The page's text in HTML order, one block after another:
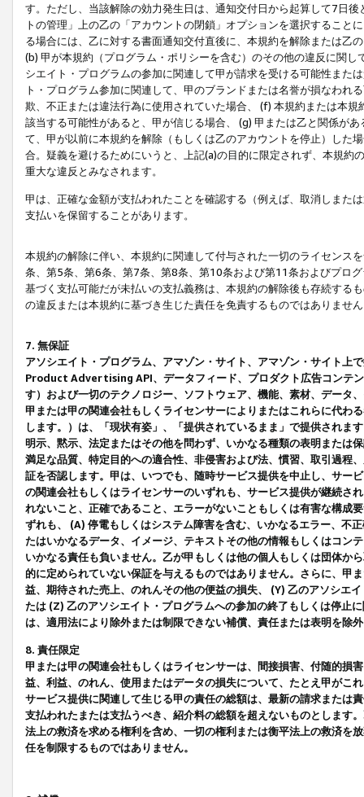
す。ただし、当該解除の効力発生日は、通知交付日から起算して7日
トの管理」上の乙の「アカウントの閉鎖」オプションを選択するこ
る場合には、乙に対する書面通知交付直後に、本規約を解除または乙
(b) 甲が本規約（プログラム・ポリシーを含む）のその他の違反に関
シエイト・プログラムの参加に関連して甲が請求を受ける可能性また
ト・プログラム参加に関連して、甲のブランドまたは名誉が損なわれ
欺、不正または違法行為に使用されていた場合、 (f) 本規約または本
該当する可能性があると、甲が信じる場合、 (g) 甲または乙と関係が
て、甲が以前に本規約を解除（もしくは乙のアカウントを停止）した
合。疑義を避けるためにいうと、上記(a)の目的に限定されず、本規
重大な違反とみなされます。
甲は、正確な金額が支払われたことを確認する（例えば、取消しまた
支払いを保留することがあります。
本規約の解除に伴い、本規約に関連して付与された一切のライセンス
条、第5条、第6条、第7条、第8条、第10条および第11条およびプロ
基づく支払可能だが未払いの支払義務は、本規約の解除後も存続する
の違反または本規約に基づき生じた責任を免責するものではありませ
7. 無保証
アソシエイト・プログラム、アマゾン・サイト、アマゾン・サイト上
Product Advertising API、データフィード、プロダクト広告コンテ
す）および一切のテクノロジー、ソフトウェア、機能、素材、データ
甲または甲の関連会社もしくライセンサーによりまたはこれらに代わ
します。）は、「現状有姿」、「提供されているまま」で提供されま
明示、黙示、法定またはその他を問わず、いかなる種類の表明または
満足な品質、特定目的への適合性、非侵害および法、慣習、取引過程
証を否認します。甲は、いつでも、随時サービス提供を中止し、サー
の関連会社もしくはライセンサーのいずれも、サービス提供が継続さ
れないこと、正確であること、エラーがないこともしくは有害な構成
ずれも、 (A) 停電もしくはシステム障害を含む、いかなるエラー、不
たはいかなるデータ、イメージ、テキストその他の情報もしくはコン
いかなる責任も負いません。乙が甲もしくは他の個人もしくは団体か
的に定められていない保証を与えるものではありません。さらに、甲
益、期待された売上、のれんその他の便益の損失、 (Y) 乙のアソシエ
たは (Z) 乙のアソシエイト・プログラムへの参加の終了もしくは停止
は、適用法により除外または制限できない補償、責任または表明を除
8. 責任限定
甲または甲の関連会社もしくはライセンサーは、間接損害、付随的損
益、利益、のれん、使用またはデータの損失について、たとえ甲がこ
サービス提供に関連して生じる甲の責任の総額は、最新の請求または
支払われたまたは支払うべき、紹介料の総額を超えないものとします
法上の救済を求める権利を含め、一切の権利または衡平法上の救済を
任を制限するものではありません。